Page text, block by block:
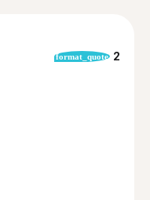
format_quote 2